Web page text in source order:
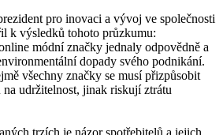
pro inovaci a vývoj ve společnosti
k výsledků tohoto průzkumu:
módní značky jednaly odpovědně a
dopady svého podnikání.
všechny značky se musí přizpůsobit
udržitelnost, jinak riskují ztrátu